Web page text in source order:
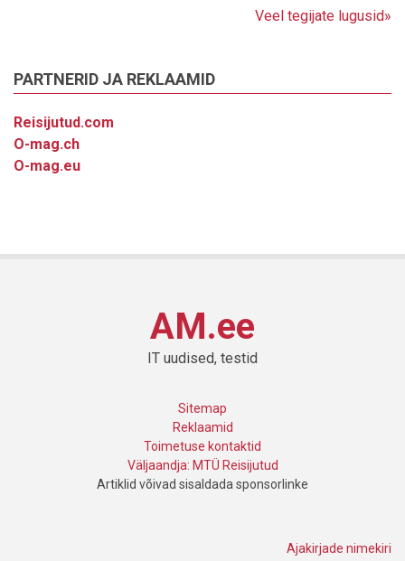
Veel tegijate lugusid»
PARTNERID JA REKLAAMID
Reisijutud.com
O-mag.ch
O-mag.eu
AM.ee
IT uudised, testid
Sitemap
Reklaamid
Toimetuse kontaktid
Väljaandja: MTÜ Reisijutud
Artiklid võivad sisaldada sponsorlinke
Ajakirjade nimekiri